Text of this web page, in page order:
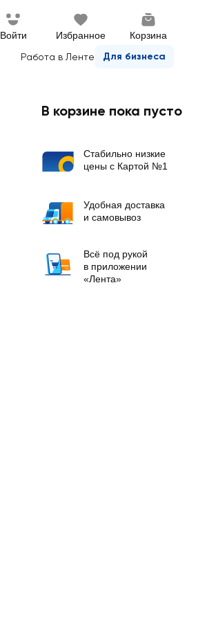
Войти Избранное
Корзина
Работа в Ленте
Для бизнеса
В корзине пока пусто
Стабильно низкие
цены с Картой №1
Удобная доставка
и самовывоз
Всё под рукой
в приложении
«Лента»